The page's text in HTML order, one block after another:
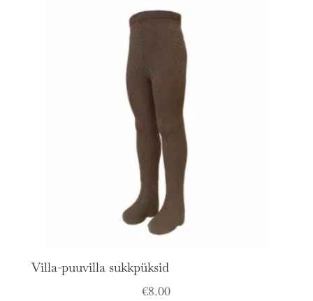
Villa-puuvilla sukkpüksid
€8.00